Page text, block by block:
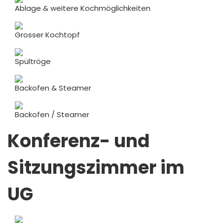
Ablage & weitere Kochmöglichkeiten
Grosser Kochtopf
Spültröge
Backofen & Steamer
Backofen / Steamer
Konferenz- und
Sitzungszimmer im
UG